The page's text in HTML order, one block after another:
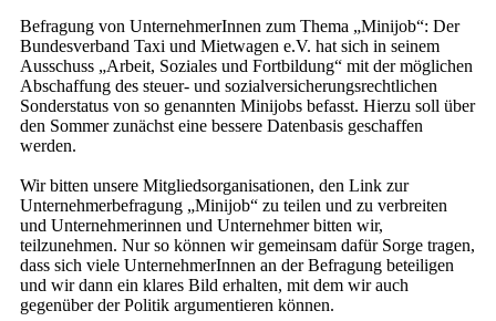
Befragung von UnternehmerInnen zum Thema „Minijob“: Der
Bundesverband Taxi und Mietwagen e.V. hat sich in seinem
Ausschuss „Arbeit, Soziales und Fortbildung“ mit der möglichen
Abschaffung des steuer- und sozialversicherungsrechtlichen
Sonderstatus von so genannten Minijobs befasst. Hierzu soll über
den Sommer zunächst eine bessere Datenbasis geschaffen
werden.
Wir bitten unsere Mitgliedsorganisationen, den Link zur
Unternehmerbefragung „Minijob“ zu teilen und zu verbreiten
und Unternehmerinnen und Unternehmer bitten wir,
teilzunehmen. Nur so können wir gemeinsam dafür Sorge tragen,
dass sich viele UnternehmerInnen an der Befragung beteiligen
und wir dann ein klares Bild erhalten, mit dem wir auch
gegenüber der Politik argumentieren können.